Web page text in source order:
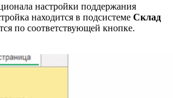
настройки поддержания
находится в подсистеме Склад
по соответствующей кнопке.